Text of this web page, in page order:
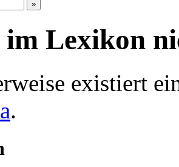
Lexikon
existiert
.